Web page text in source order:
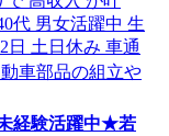
経験活躍中★若